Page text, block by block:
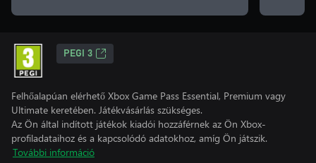
PEGI 3
Felhőalapúan elérhető Xbox Game Pass Essential, Premium vagy
Ultimate keretében. Játékvásárlás szükséges.
Az Ön által indított játékok kiadói hozzáférnek az Ön Xbox-
profiladataihoz és a kapcsolódó adatokhoz, amíg Ön játszik.
További információ